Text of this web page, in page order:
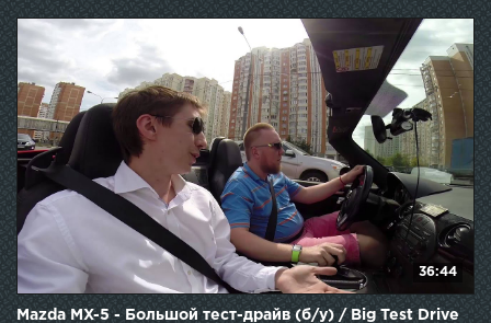
36:44
Mazda MX-5 - Большой тест-драйв (б/у) / Big Test Drive